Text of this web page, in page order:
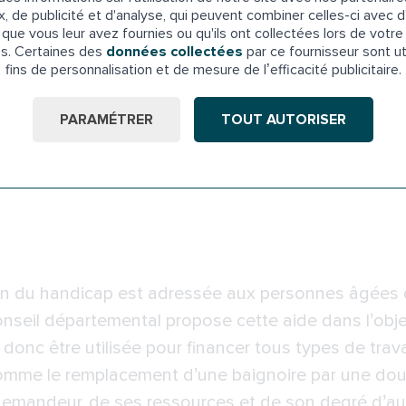
de publicité et d'analyse, qui peuvent combiner celles-ci avec
vous leur avez fournies ou qu'ils ont collectées lors de
Certaines des données collectées par ce fournisseur sont
fins de personnalisation et de mesure de l’efficacité publicitaire.
PARAMÉTRER TOUT AUTORISER
travaux d’adaptation de logement des seniors
qui souhaitent aménager leur logement
: Les Bureaux du Palais, 2 Rue Alfred de
du handicap est adressée aux personnes
départemental propose cette aide dans
être utilisée pour financer tous types de
le remplacement d’une baignoire par une